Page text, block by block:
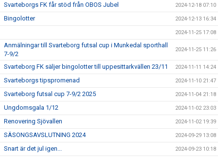
Svarteborgs FK får stöd från OBOS Jubel 2024-12-18 07:10
Bingolotter 2024-12-13 16:34
2024-11-25 17:08
Anmälningar till Svarteborg futsal cup i Munkedal sporthall
7-9/2
2024-11-25 11:26
Svarteborg FK säljer bingolotter till uppesittarkvällen 23/11 2024-11-11 14:24
Svarteborgs tipspromenad 2024-11-10 21:47
Svarteborg futsal cup 7-9/2 2025 2024-11-04 21:18
Ungdomsgala 1/12 2024-11-02 23:03
Renovering Sjövallen 2024-11-02 19:39
SÄSONGSAVSLUTNING 2024 2024-09-29 13:08
Snart är det jul igen... 2024-09-23 10:18